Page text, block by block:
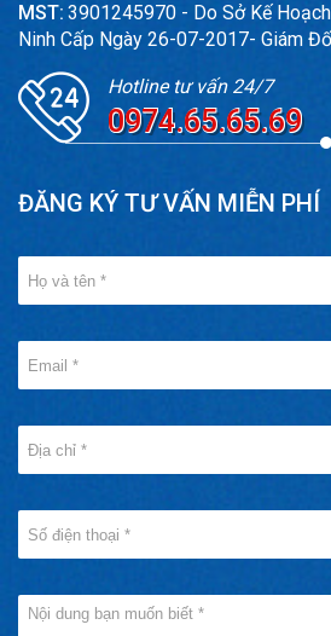
MST: 3901245970 - Do Sở Kế
Ninh Cấp Ngày 26-07-2017- Giám
Hotline tư vấn 24/7
0974.65.65.69
ĐĂNG KÝ TƯ VẤN MIỄN PHÍ